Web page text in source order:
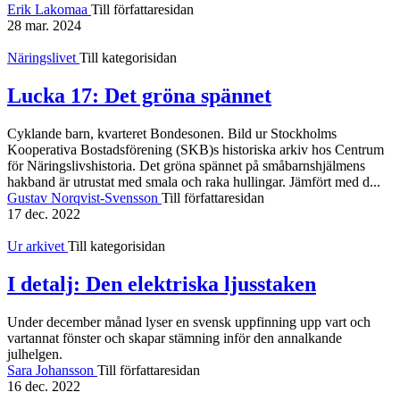
Erik Lakomaa Till författaresidan
28 mar. 2024
Näringslivet Till kategorisidan
Lucka 17: Det gröna spännet
Cyklande barn, kvarteret Bondesonen. Bild ur Stockholms
Kooperativa Bostadsförening (SKB)s historiska arkiv hos Centrum
för Näringslivshistoria. Det gröna spännet på småbarnshjälmens
hakband är utrustat med smala och raka hullingar. Jämfört med d...
Gustav Norqvist-Svensson Till författaresidan
17 dec. 2022
Ur arkivet Till kategorisidan
I detalj: Den elektriska ljusstaken
Under december månad lyser en svensk uppfinning upp vart och
vartannat fönster och skapar stämning inför den annalkande
julhelgen.
Sara Johansson Till författaresidan
16 dec. 2022